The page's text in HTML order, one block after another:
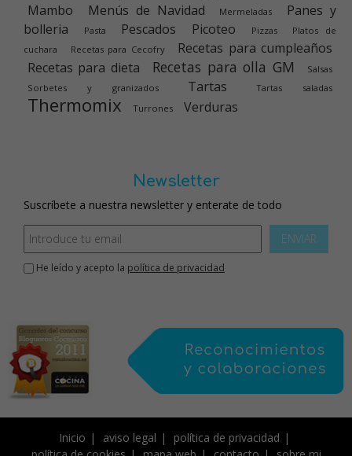
Mambo Menús de Navidad Mermeladas
Panes y
bolleria
Pasta Pescados Picoteo Pizzas
Platos de
cuchara
Recetas para Cecofry
Recetas para cumpleaños
Recetas para dieta
Recetas para olla GM
Salsas
Sorbetes y granizados
Tartas Tartas saladas
Thermomix Turrones Verduras
Newsletter
Suscríbete a nuestra newsletter y enterate de todo
ENVIAR
He leído y acepto la política de privacidad
Inicio aviso legal
política de privacidad